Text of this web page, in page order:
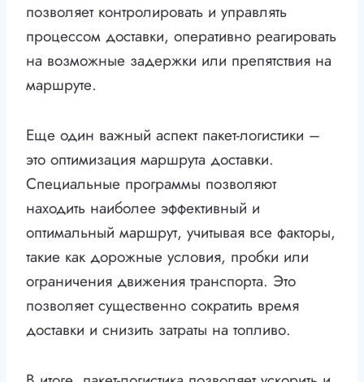
позволяет контролировать и управлять
процессом доставки, оперативно реагировать
на возможные задержки или препятствия на
маршруте.
Еще один важный аспект пакет-логистики –
это оптимизация маршрута доставки.
Специальные программы позволяют
находить наиболее эффективный и
оптимальный маршрут, учитывая все факторы,
такие как дорожные условия, пробки или
ограничения движения транспорта. Это
позволяет существенно сократить время
доставки и снизить затраты на топливо.